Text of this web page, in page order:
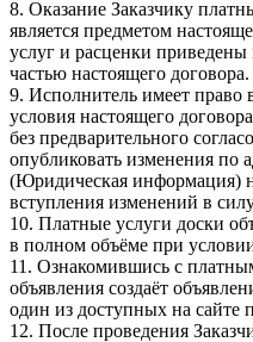
8. Оказание Заказчику
является предметом
услуг и расценки
частью настоящего договора.
9. Исполнитель имеет
условия настоящего
без предварительного
опубликовать изменения по
(Юридическая информация)
вступления изменений в
10. Платные услуги доски
в полном объёме при
11. Ознакомившись с
объявления создаёт
один из доступных на сайте
12. После проведения